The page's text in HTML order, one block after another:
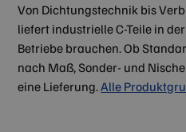
Von Dichtungstechnik bis
liefert industrielle C-Teile in
Betriebe brauchen. Ob
nach Maß, Sonder- und
eine Lieferung.Alle